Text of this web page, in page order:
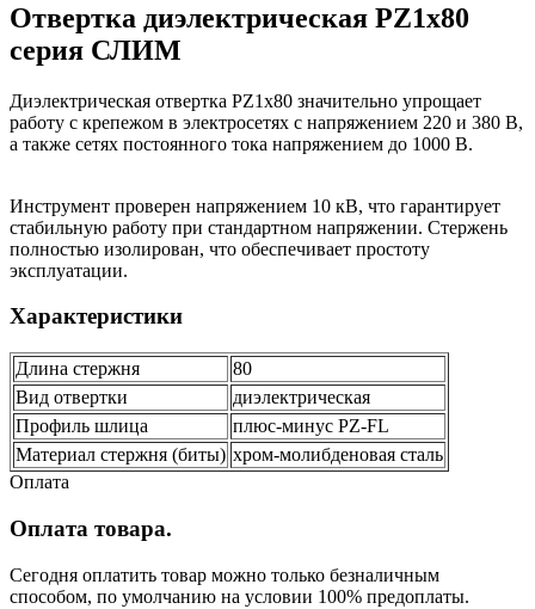
Отвертка диэлектрическая PZ1x80
серия СЛИМ
Диэлектрическая отвертка PZ1x80 значительно упрощает
работу с крепежом в электросетях с напряжением 220 и 380 В,
а также сетях постоянного тока напряжением до 1000 В.
Инструмент проверен напряжением 10 кВ, что гарантирует
стабильную работу при стандартном напряжении. Стержень
полностью изолирован, что обеспечивает простоту
эксплуатации.
Характеристики
Длина стержня
80
Вид отвертки
диэлектрическая
Профиль шлица
плюс-минус PZ-FL
Материал стержня (биты) хром-молибденовая сталь
Оплата
Оплата товара.
Сегодня оплатить товар можно только безналичным
способом, по умолчанию на условии 100% предоплаты.